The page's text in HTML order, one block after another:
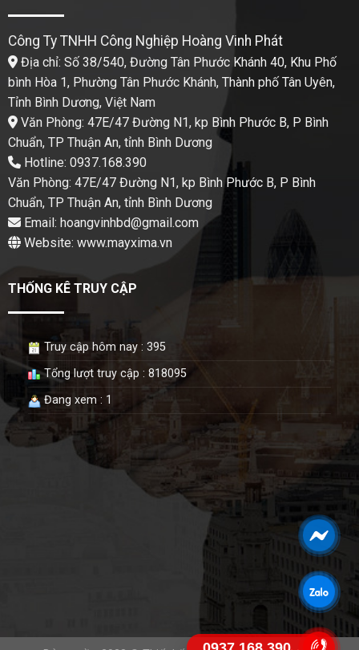
Công Ty TNHH Công Nghiệp Hoàng Vinh Phát
Địa chỉ: Số 38/540, Đường Tân Phước Khánh 40, Khu Phố
bình Hòa 1, Phường Tân Phước Khánh, Thành phố Tân Uyên,
Tỉnh Bình Dương, Việt Nam
Văn Phòng: 47E/47 Đường N1, kp Bình Phước B, P Bình
Chuẩn, TP Thuận An, tỉnh Bình Dương
Hotline: 0937.168.390
Văn Phòng: 47E/47 Đường N1, kp Bình Phước B, P Bình
Chuẩn, TP Thuận An, tỉnh Bình Dương
Email: hoangvinhbd@gmail.com
Website: www.mayxima.vn
THỐNG KÊ TRUY CẬP
Truy cập hôm nay : 395
Tổng lượt truy cập : 818095
Đang xem : 1